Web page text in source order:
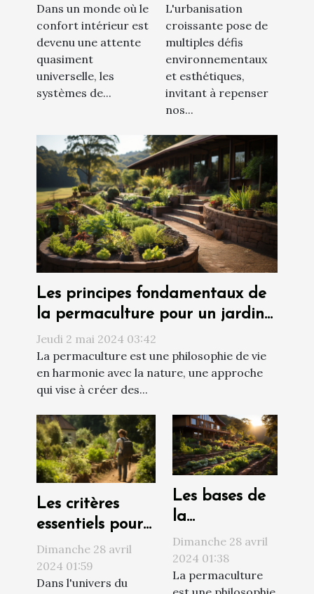
extérieur et le
confort
Dans un monde où le
confort intérieur est
devenu une attente
quasiment
universelle, les
systèmes de...
des saules
crevettes dans
les jardins
urbains
L'urbanisation
croissante pose de
multiples défis
environnementaux
et esthétiques,
invitant à repenser
nos...
Les principes fondamentaux de
la permaculture pour un jardin
durable et autonome
Jeudi 2 mai 2024 03:42
La permaculture est une philosophie de vie
en harmonie avec la nature, une approche
qui vise à créer des...
Les critères
essentiels pour
choisir la
meilleure
débroussailleuse
Dimanche 28 avril
2024 01:59
Dans l'univers du
Les bases de
la
permaculture
pour un jardin
écologique et
Dimanche 28 avril
2024 01:38
La permaculture